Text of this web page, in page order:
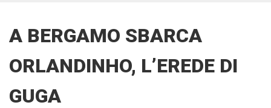
A BERGAMO SBARCA
ORLANDINHO, L’EREDE DI
GUGA